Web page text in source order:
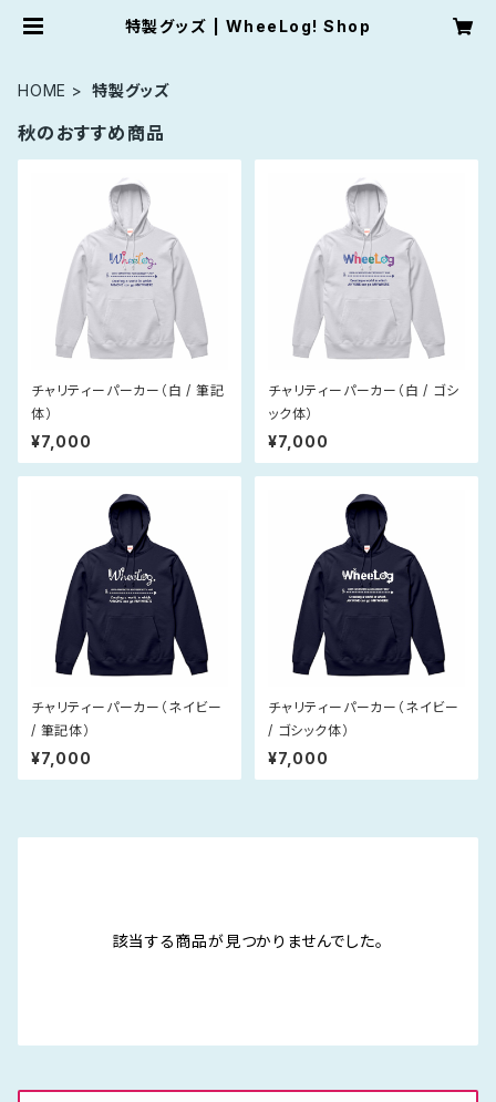
特製グッズ | WheeLog! Shop
HOME 特製グッズ
秋のおすすめ商品
チャリティーパーカー（白 / 筆記
体）
¥7,000
チャリティーパーカー（白 / ゴシ
ック体）
¥7,000
チャリティーパーカー（ネイビー
/ 筆記体）
¥7,000
チャリティーパーカー（ネイビー
/ ゴシック体）
¥7,000
該当する商品が見つかりませんでした。